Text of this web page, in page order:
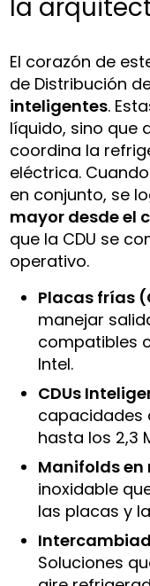
la
El corazón de
de Distribución
inteligentes.
líquido, sino que
coordina la
eléctrica.
en conjunto, se
mayor desde el
que la CDU se
operativo.
Placas frías
manejar
compatibles
Intel.
CDUs
capacidades
hasta los 2,3
Manifolds en
inoxidable
las placas y
Soluciones